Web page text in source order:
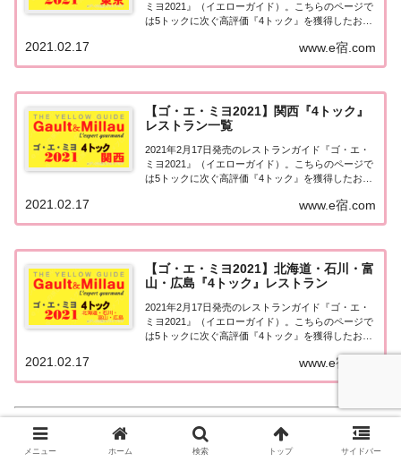
ミヨ2021』（イエローガイド）。こちらのページで
は5トックに次ぐ高評価『4トック』を獲得したお店
ついて一覧にまとめました。ゴエミヨ2021『4トッ
ク』東京ゴエミヨ2021年度版で4...
www.e宿.com
2021.02.17
【ゴ・エ・ミヨ2021】関西『4トック』
レストラン一覧
2021年2月17日発売のレストランガイド『ゴ・エ・
ミヨ2021』（イエローガイド）。こちらのページで
は5トックに次ぐ高評価『4トック』を獲得したお店
阪・兵庫）エリア』について一覧にまとめました。
ゴエミヨ2021関西『4トック』京都・...
www.e宿.com
2021.02.17
【ゴ・エ・ミヨ2021】北海道・石川・富
山・広島『4トック』レストラン
2021年2月17日発売のレストランガイド『ゴ・エ・
ミヨ2021』（イエローガイド）。こちらのページで
は5トックに次ぐ高評価『4トック』を獲得したお店
た『北海道・石川・富山・広島）エリア』について
一覧にまとめました。ゴエミヨ2021『...
www.e宿.com
2021.02.17
【エリア別】レストラン一覧
メニュー ホーム 検索 トップ サイドバー